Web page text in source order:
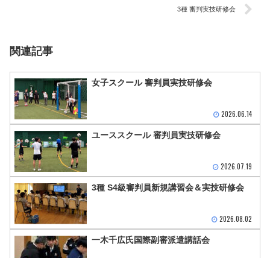
3種 審判実技研修会
関連記事
女子スクール 審判員実技研修会
2026.06.14
ユーススクール 審判員実技研修会
2026.07.19
3種 S4級審判員新規講習会＆実技研修会
2026.08.02
一木千広氏国際副審派遣講話会